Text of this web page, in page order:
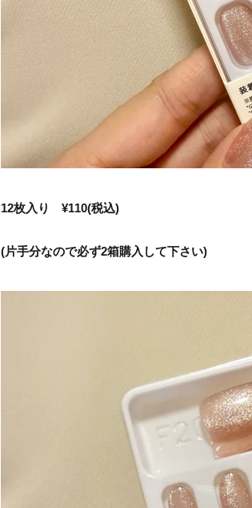
12枚入り ¥110(税込)
(片手分なので必ず2箱購入して下さい)